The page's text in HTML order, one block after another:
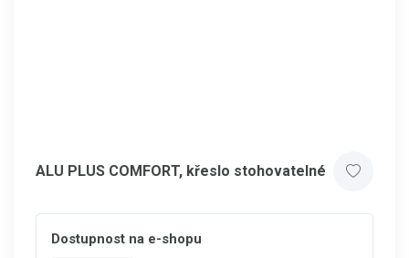
ALU PLUS COMFORT, křeslo stohovatelné
Dostupnost na e-shopu